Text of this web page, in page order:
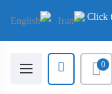
Click
0